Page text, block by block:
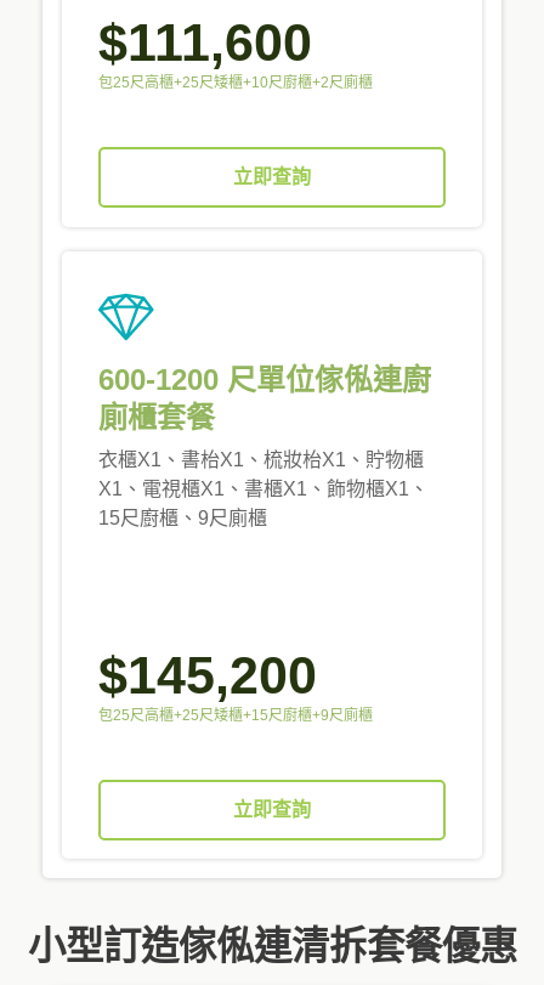
$111,600
包25尺高櫃+25尺矮櫃+10尺廚櫃+2尺廁櫃
立即查詢
600-1200 尺單位傢俬連廚
廁櫃套餐
衣櫃X1、書枱X1、梳妝枱X1、貯物櫃
X1、電視櫃X1、書櫃X1、飾物櫃X1、
15尺廚櫃、9尺廁櫃
$145,200
包25尺高櫃+25尺矮櫃+15尺廚櫃+9尺廁櫃
立即查詢
小型訂造傢俬連清拆套餐優惠